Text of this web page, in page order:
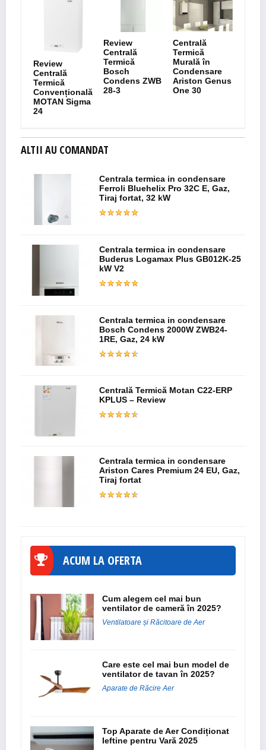
Review
Centrală
Termică
Convențională
MOTAN Sigma
24
Review
Centrală
Termică
Bosch
Condens ZWB
28-3
Centrală
Termică
Murală în
Condensare
Ariston Genus
One 30
ALTII AU COMANDAT
Centrala termica in condensare
Ferroli Bluehelix Pro 32C E, Gaz,
Tiraj fortat, 32 kW
Centrala termica in condensare
Buderus Logamax Plus GB012K-25
kW V2
Centrala termica in condensare
Bosch Condens 2000W ZWB24-
1RE, Gaz, 24 kW
Centrală Termică Motan C22-ERP
KPLUS – Review
Centrala termica in condensare
Ariston Cares Premium 24 EU, Gaz,
Tiraj fortat
ACUM LA OFERTA
Cum alegem cel mai bun
ventilator de cameră în 2025?
Ventilatoare și Răcitoare de Aer
Care este cel mai bun model de
ventilator de tavan în 2025?
Aparate de Răcire Aer
Top Aparate de Aer Condiționat
Ieftine pentru Vară 2025